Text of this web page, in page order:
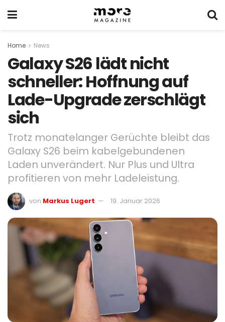
Home News
Galaxy S26 lädt nicht
schneller: Hoffnung auf
Lade-Upgrade zerschlägt
sich
Trotz monatelanger Gerüchte bleibt das
Galaxy S26 beim kabelgebundenen
Laden unverändert. Nur Plus und Ultra
profitieren von mehr Ladeleistung.
von Markus Lugert 19. Januar 2026